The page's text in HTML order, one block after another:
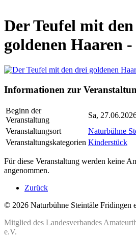
Der Teufel mit
goldenen Haaren
Informationen zur
Beginn der
Veranstaltung
Sa,
Veranstaltungsort
Naturbühne
Veranstaltungskategorien Kinderstück
Für diese Veranstaltung werden keine
angenommen.
Zurück
© 2026 Naturbühne Steintäle Fridingen
Mitglied des Landesverbandes
e.V.